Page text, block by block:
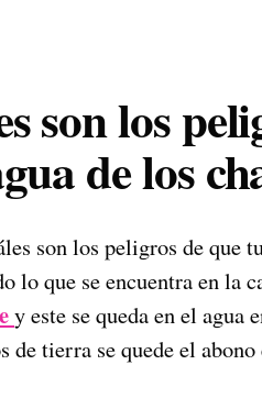
son los
de los
son los peligros de que
lo que se encuentra en la
y este se queda en el agua
de tierra se quede el